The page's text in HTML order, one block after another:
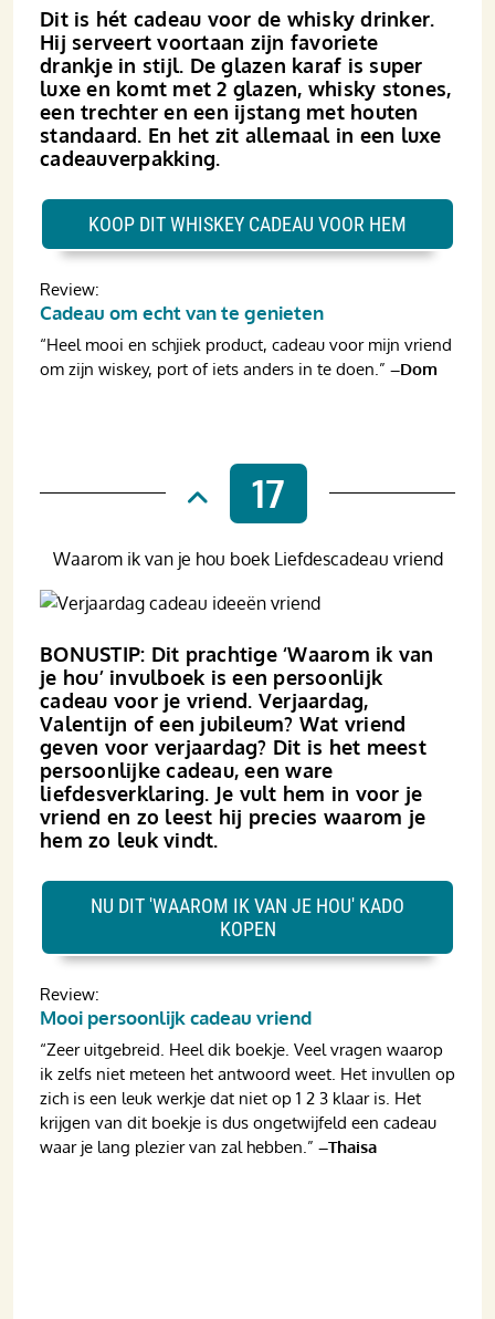
Dit is hét cadeau voor de whisky drinker.
Hij serveert voortaan zijn favoriete
drankje in stijl. De glazen karaf is super
luxe en komt met 2 glazen, whisky stones,
een trechter en een ijstang met houten
standaard. En het zit allemaal in een luxe
cadeauverpakking.
Review:
Cadeau om echt van te genieten
“Heel mooi en schjiek product, cadeau voor mijn vriend
om zijn wiskey, port of iets anders in te doen.” –Dom
KOOP DIT WHISKEY CADEAU VOOR HEM
17
BONUSTIP: Dit prachtige ‘Waarom ik van
je hou’ invulboek is een persoonlijk
cadeau voor je vriend. Verjaardag,
Valentijn of een jubileum? Wat vriend
geven voor verjaardag? Dit is het meest
persoonlijke cadeau, een ware
liefdesverklaring. Je vult hem in voor je
vriend en zo leest hij precies waarom je
hem zo leuk vindt.
Waarom ik van je hou boek Liefdescadeau vriend
Review:
Mooi persoonlijk cadeau vriend
“Zeer uitgebreid. Heel dik boekje. Veel vragen waarop
ik zelfs niet meteen het antwoord weet. Het invullen op
zich is een leuk werkje dat niet op 1 2 3 klaar is. Het
krijgen van dit boekje is dus ongetwijfeld een cadeau
waar je lang plezier van zal hebben.” –Thaisa
NU DIT 'WAAROM IK VAN JE HOU' KADO
KOPEN